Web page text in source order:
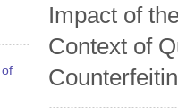
Impact of
Context of